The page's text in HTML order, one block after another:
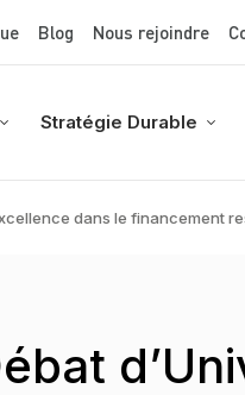
Blog Nous rejoindre
Stratégie Durable
Axes
dans le financement